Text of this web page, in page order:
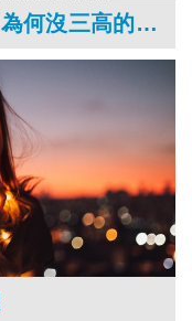
高以翔猝死並非心肌梗塞，為何沒三高的年輕人會猝死？心跳停止時，該怎麼急救？